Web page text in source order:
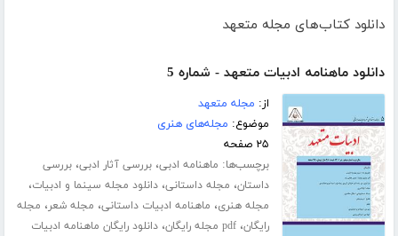
دانلود کتاب‌های مجله متعهد
دانلود ماهنامه ادبیات متعهد - شماره 5
از: مجله متعهد
موضوع: مجله‌های هنری
۲۵ صفحه
برچسب‌ها: ماهنامه ادبی،بررسی آثار ادبی،بررسی
داستان، مجله داستانی،دانلود مجله سینما و ادبیات،
مجله هنری، ماهنامه ادبیات داستانی، مجله شعر، مجله
رایگان،pdf مجله رایگان ،دانلود رایگان ماهنامه ادبیات